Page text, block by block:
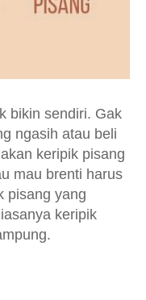
bikin sendiri. Gak
ngasih atau beli
keripik pisang
mau brenti harus
pisang yang
keripik